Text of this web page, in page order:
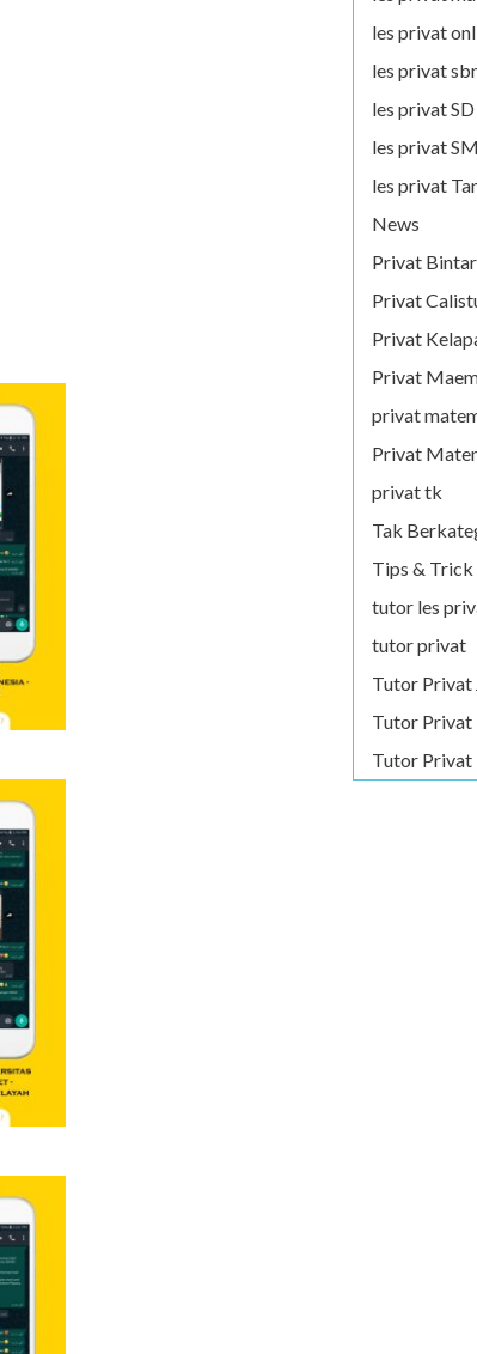
les privat
les privat
les privat SD
les privat
les privat
News
Privat
Privat
Privat
Privat
privat
Privat
privat tk
Tak
Tips & Trick
tutor les
tutor privat
Tutor Privat
Tutor
Tutor Privat